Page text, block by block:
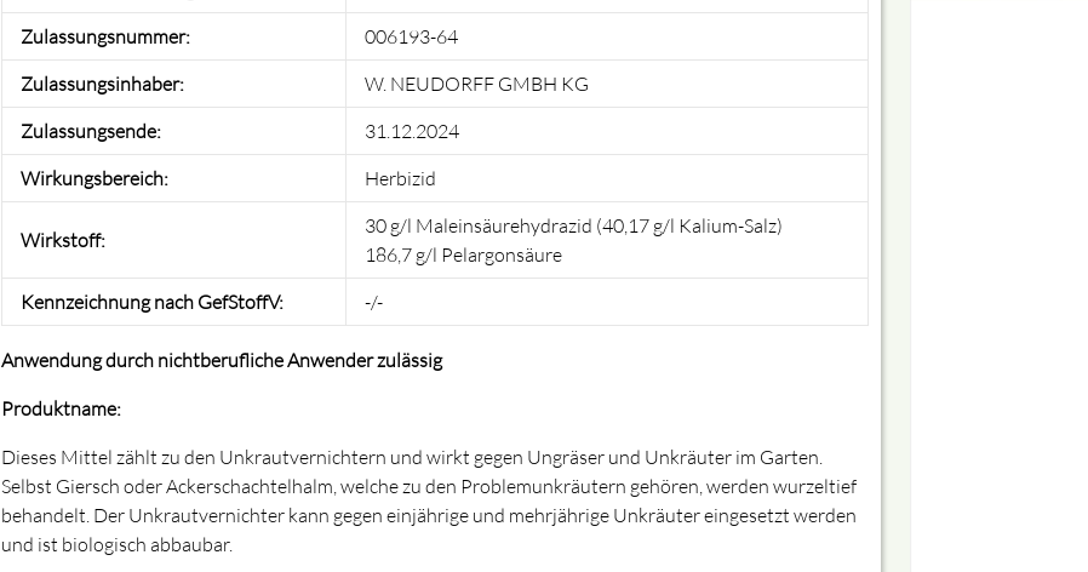
Zulassungsnummer:
006193-64
Zulassungsinhaber:
W. NEUDORFF GMBH KG
Zulassungsende:
31.12.2024
Wirkungsbereich:
Herbizid
Wirkstoff:
30 g/l Maleinsäurehydrazid (40,17 g/l Kalium-Salz)
186,7 g/l Pelargonsäure
Kennzeichnung nach GefStoffV:
-/-
Anwendung durch nichtberufliche Anwender zulässig
Produktname:
Dieses Mittel zählt zu den Unkrautvernichtern und wirkt gegen Ungräser und Unkräuter im Garten.
Selbst Giersch oder Ackerschachtelhalm, welche zu den Problemunkräutern gehören, werden wurzeltief
behandelt. Der Unkrautvernichter kann gegen einjährige und mehrjährige Unkräuter eingesetzt werden
und ist biologisch abbaubar.